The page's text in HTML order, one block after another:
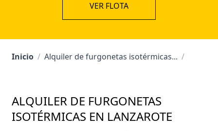
VER FLOTA
Inicio / Alquiler de furgonetas isotérmicas... /
ALQUILER DE FURGONETAS
ISOTÉRMICAS EN LANZAROTE